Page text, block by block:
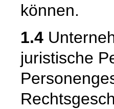
können.
1.4
juristische